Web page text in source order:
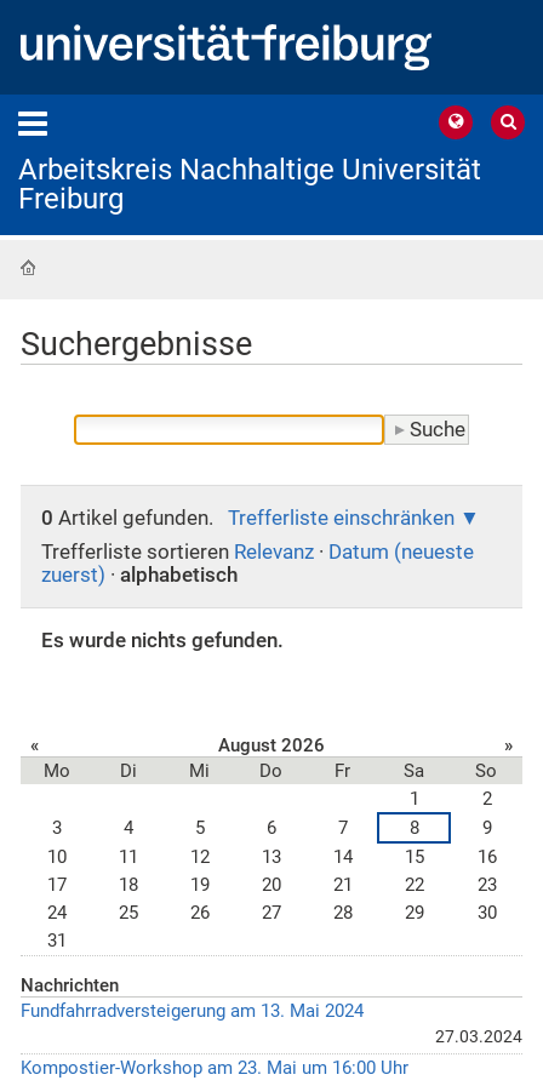
Arbeitskreis Nachhaltige Universität
Freiburg
Suchergebnisse
0 Artikel gefunden.
Trefferliste einschränken
Trefferliste sortieren Relevanz · Datum (neueste
zuerst) · alphabetisch
Es wurde nichts gefunden.
« August 2026
»
Mo
Di Mi Do Fr Sa
So
1
2
3
4 5 6 7 8
9
10
11 12 13 14 15
16
17
18 19 20 21 22
23
24
25 26 27 28 29
30
31
Nachrichten
Fundfahrradversteigerung am 13. Mai 2024
27.03.2024
Kompostier-Workshop am 23. Mai um 16:00 Uhr